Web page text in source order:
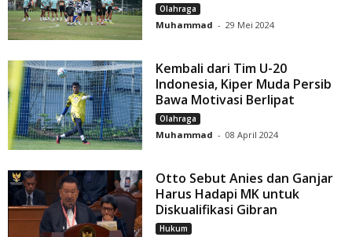
Olahraga
Muhammad - 29 Mei 2024
Kembali dari Tim U-20
Indonesia, Kiper Muda Persib
Bawa Motivasi Berlipat
Olahraga
Muhammad - 08 April 2024
Otto Sebut Anies dan Ganjar
Harus Hadapi MK untuk
Diskualifikasi Gibran
Hukum